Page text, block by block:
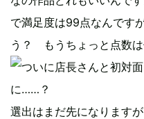
で満足度は99点なんです
う？ もうちょっと点数は
選出はまだ先になります